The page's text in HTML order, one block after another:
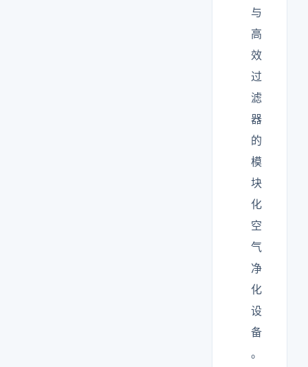
与
高
效
过
滤
器
的
模
块
化
空
气
净
化
设
备
。